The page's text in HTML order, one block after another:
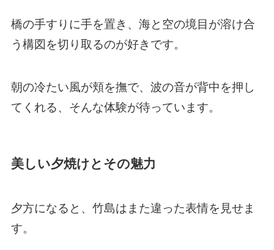
橋の手すりに手を置き、海と空の境目が溶け合
う構図を切り取るのが好きです。
朝の冷たい風が頬を撫で、波の音が背中を押し
てくれる、そんな体験が待っています。
美しい夕焼けとその魅力
夕方になると、竹島はまた違った表情を見せま
す。